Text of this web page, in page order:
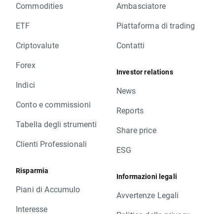
Commodities
ETF
Criptovalute
Forex
Indici
Conto e commissioni
Tabella degli strumenti
Clienti Professionali
Risparmia
Piani di Accumulo
Interesse
Ambasciatore
Piattaforma di trading
Contatti
Investor relations
News
Reports
Share price
ESG
Informazioni legali
Avvertenze Legali